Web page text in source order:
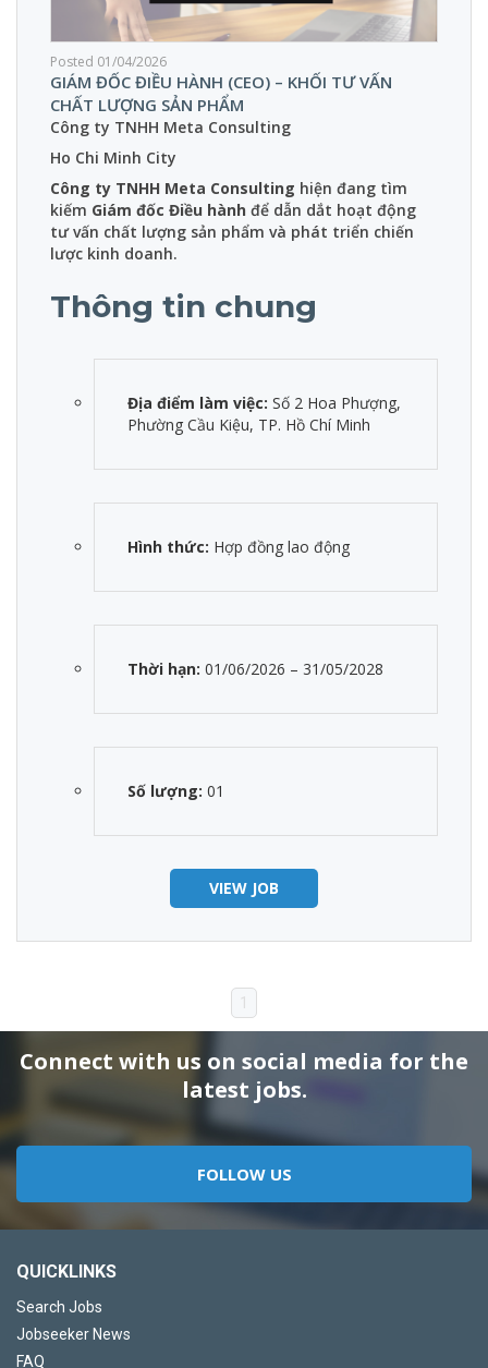
Posted 01/04/2026
GIÁM ĐỐC ĐIỀU HÀNH (CEO) – KHỐI TƯ VẤN
CHẤT LƯỢNG SẢN PHẨM
Công ty TNHH Meta Consulting
Ho Chi Minh City
Công ty TNHH Meta Consulting hiện đang tìm
kiếm Giám đốc Điều hành để dẫn dắt hoạt động
tư vấn chất lượng sản phẩm và phát triển chiến
lược kinh doanh.
Thông tin chung
Địa điểm làm việc: Số 2 Hoa Phượng,
Phường Cầu Kiệu, TP. Hồ Chí Minh
Hình thức: Hợp đồng lao động
Thời hạn: 01/06/2026 – 31/05/2028
Số lượng: 01
VIEW JOB
1
Connect with us on social media for the
latest jobs.
FOLLOW US
QUICKLINKS
Search Jobs
Jobseeker News
FAQ